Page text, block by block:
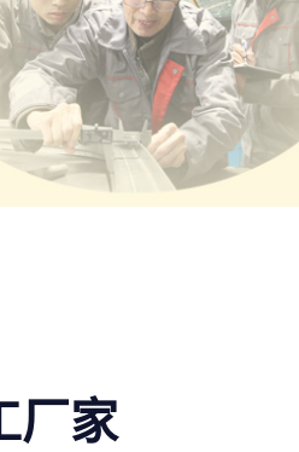
厂家